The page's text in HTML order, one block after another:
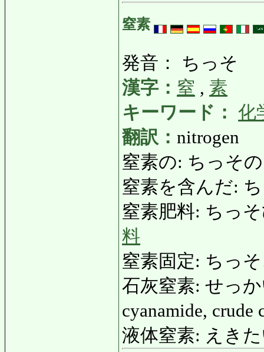
窒素
発音： ちっそ
漢字： 窒 , 素
キーワード： 化
翻訳： nitrogen
窒素の: ちっその
窒素を含んだ:
窒素肥料: ちっ
料
窒素固定: ちっ
石灰窒素: せっ
cyanamide,
液体窒素: えき